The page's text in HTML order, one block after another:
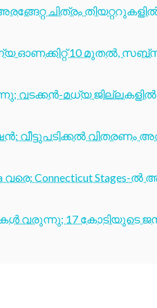
ചിത്രം
ഓണക്കിറ്റ് 10 മുതൽ,
വടക്കൻ-മധ്യ
വീട്ടുപടിക്കൽ വിതരണം
Connecticut Stages-ൽ
വരുന്നു; 17 കോടിയുടെ